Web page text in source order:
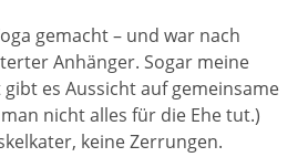
gemacht – und war nach
Anhänger. Sogar meine
gibt es Aussicht auf gemeinsame
nicht alles für die Ehe tut.)
keine Zerrungen.